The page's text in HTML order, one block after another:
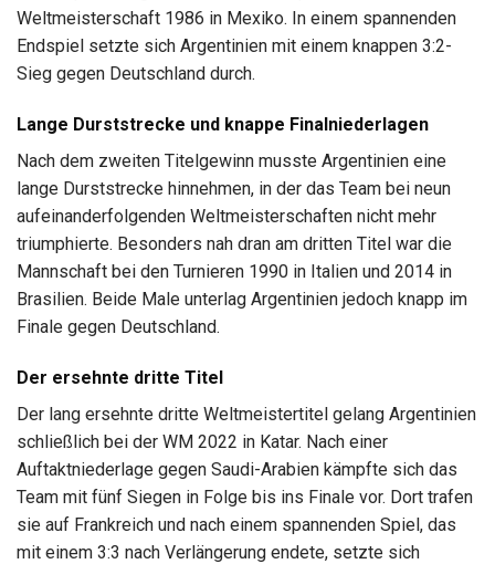
Weltmeisterschaft 1986 in Mexiko. In einem spannenden
Endspiel setzte sich Argentinien mit einem knappen 3:2-
Sieg gegen Deutschland durch.
Lange Durststrecke und knappe Finalniederlagen
Nach dem zweiten Titelgewinn musste Argentinien eine
lange Durststrecke hinnehmen, in der das Team bei neun
aufeinanderfolgenden Weltmeisterschaften nicht mehr
triumphierte. Besonders nah dran am dritten Titel war die
Mannschaft bei den Turnieren 1990 in Italien und 2014 in
Brasilien. Beide Male unterlag Argentinien jedoch knapp im
Finale gegen Deutschland.
Der ersehnte dritte Titel
Der lang ersehnte dritte Weltmeistertitel gelang Argentinien
schließlich bei der WM 2022 in Katar. Nach einer
Auftaktniederlage gegen Saudi-Arabien kämpfte sich das
Team mit fünf Siegen in Folge bis ins Finale vor. Dort trafen
sie auf Frankreich und nach einem spannenden Spiel, das
mit einem 3:3 nach Verlängerung endete, setzte sich